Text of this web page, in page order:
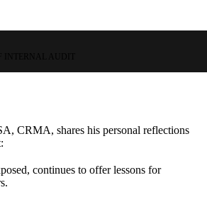
CRMA, shares his personal reflections
continues to offer lessons for